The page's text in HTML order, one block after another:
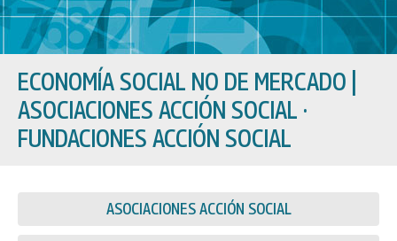
ECONOMÍA SOCIAL NO DE MERCADO
ASOCIACIONES ACCIÓN SOCIAL ·
FUNDACIONES ACCIÓN SOCIAL
ASOCIACIONES ACCIÓN SOCIAL